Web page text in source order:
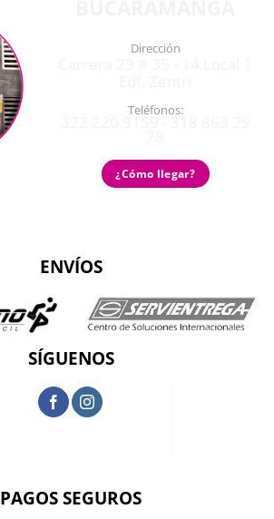
Dirección
Teléfonos:
¿Cómo llegar?
ENVÍOS
SÍGUENOS
PAGOS SEGUROS